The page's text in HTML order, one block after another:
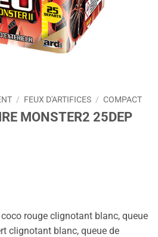
/ FEUX D'ARTIFICES / COMPACT
MONSTER2 25DEP
rouge clignotant blanc, queue
clignotant blanc, queue de